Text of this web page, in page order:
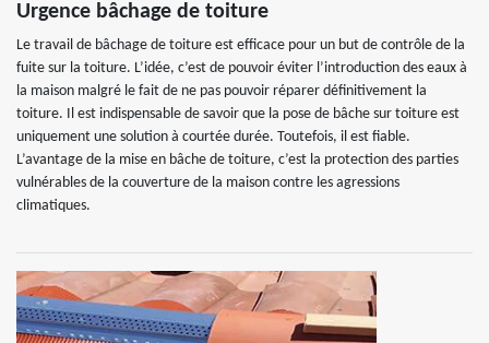
Urgence bâchage de toiture
Le travail de bâchage de toiture est efficace pour un but de contrôle de la
fuite sur la toiture. L’idée, c’est de pouvoir éviter l’introduction des eaux à
la maison malgré le fait de ne pas pouvoir réparer définitivement la
toiture. Il est indispensable de savoir que la pose de bâche sur toiture est
uniquement une solution à courtée durée. Toutefois, il est fiable.
L’avantage de la mise en bâche de toiture, c’est la protection des parties
vulnérables de la couverture de la maison contre les agressions
climatiques.